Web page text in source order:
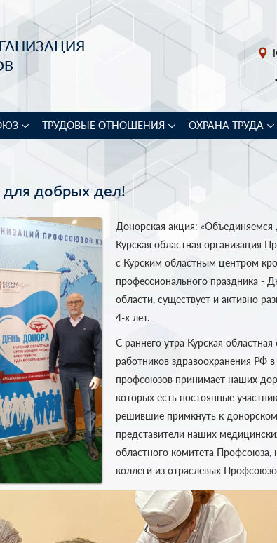
ТРУДОВЫЕ ОТНОШЕНИЯ ОХРАНА ТРУДА
добрых дел!
Донорская акция:
Курская областная организация
с Курским областным центром
профессионального праздника -
области, существует и активно
4-х лет.
С раннего утра Курская
работников здравоохранения РФ
профсоюзов принимает наших
которых есть постоянные
решившие примкнуть к
представители наших
областного комитета
коллеги из отраслевых